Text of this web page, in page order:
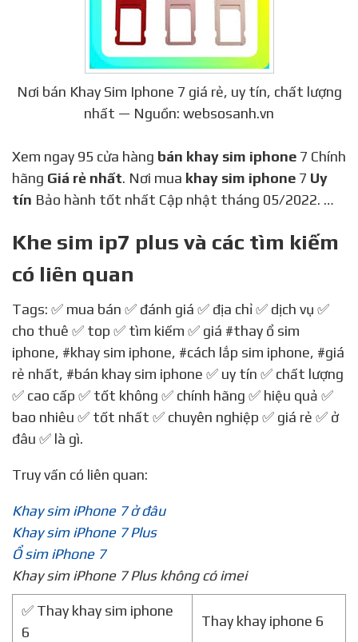
Nơi bán Khay Sim Iphone 7 giá rẻ, uy tín, chất lượng
nhất — Nguồn: websosanh.vn
Xem ngay 95 cửa hàng bán khay sim iphone 7 Chính
hãng Giá rẻ nhất. Nơi mua khay sim iphone 7 Uy
tín Bảo hành tốt nhất Cập nhật tháng 05/2022. …
Khe sim ip7 plus và các tìm kiếm
có liên quan
Tags: ✅ mua bán ✅ đánh giá ✅ địa chỉ ✅ dịch vụ ✅
cho thuê ✅ top ✅ tìm kiếm ✅ giá #thay ổ sim
iphone, #khay sim iphone, #cách lắp sim iphone, #giá
rẻ nhất, #bán khay sim iphone ✅ uy tín ✅ chất lượng
✅ cao cấp ✅ tốt không ✅ chính hãng ✅ hiệu quả ✅
bao nhiêu ✅ tốt nhất ✅ chuyên nghiệp ✅ giá rẻ ✅ ở
đâu ✅ là gì.
Truy vấn có liên quan:
Khay sim iPhone 7 ở đâu
Khay sim iPhone 7 Plus
Ổ sim iPhone 7
Khay sim iPhone 7 Plus không có imei
✅ Thay khay sim iphone
6
Thay khay iphone 6